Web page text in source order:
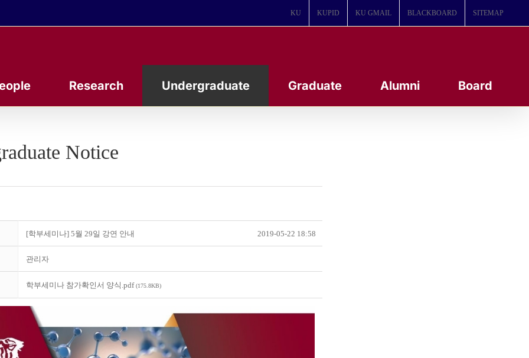
KU KUPID KU GMAIL BLACKBOARD SITEMAP
Research Undergraduate Graduate Alumni Board
Notice
[학부세미나] 5월 29일 강연 안내 2019-05-22 18:58
관리자
학부세미나 참가확인서 양식.pdf(175.8KB)